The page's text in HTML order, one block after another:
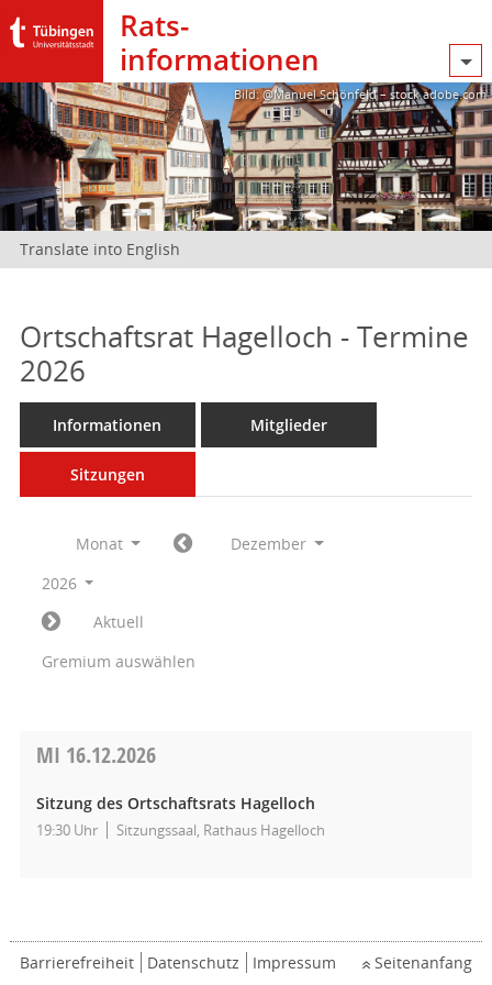
Rats­
informationen
Bild: @Manuel Schönfeld – stock.adobe.com
Translate into English
Ortschaftsrat Hagelloch - Termine
2026
Informationen Mitglieder
Sitzungen
Monat
Dezember
2026
Aktuell
Gremium auswählen
MI 16.12.2026
Sitzung des Ortschaftsrats Hagelloch
19:30 Uhr Sitzungssaal, Rathaus Hagelloch
Barrierefreiheit Datenschutz Impressum Seitenanfang